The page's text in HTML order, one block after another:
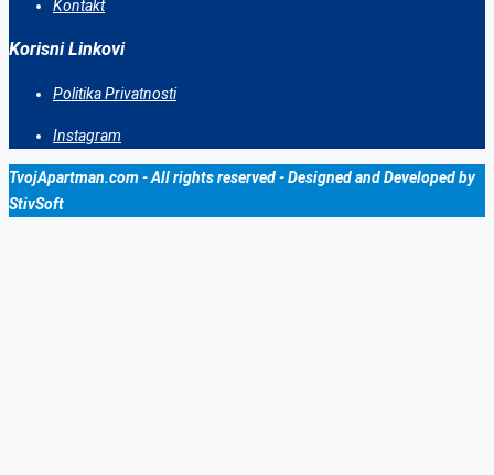
Kontakt
Korisni Linkovi
Politika Privatnosti
Instagram
TvojApartman.com - All rights reserved - Designed and Developed by
StivSoft